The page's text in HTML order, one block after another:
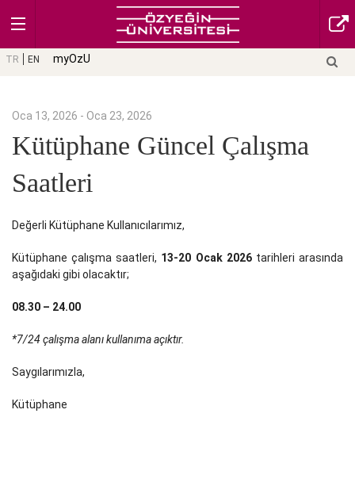
TR EN myOzU
Oca 13, 2026 - Oca 23, 2026
Kütüphane Güncel Çalışma
Saatleri
Değerli Kütüphane Kullanıcılarımız,
Kütüphane çalışma saatleri, 13-20 Ocak 2026tarihleri arasında
aşağıdaki gibi olacaktır;
08.30 – 24.00
*7/24 çalışma alanı kullanıma açıktır.
Saygılarımızla,
Kütüphane